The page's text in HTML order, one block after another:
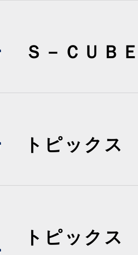
Ｓ－ＣＵＢ
トピックス
トピックス